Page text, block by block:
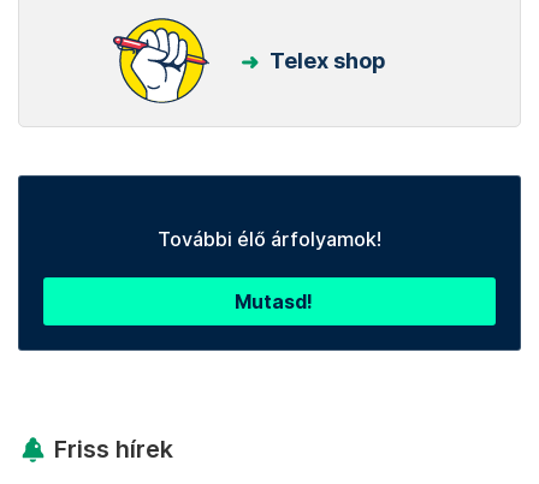
Telex shop
További élő árfolyamok!
Mutasd!
Friss hírek